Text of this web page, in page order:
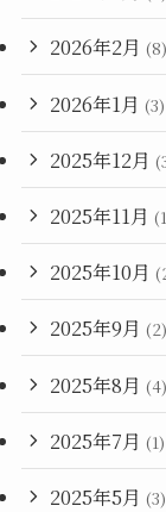
2026年2月 (8)
2026年1月 (3)
2025年12月
2025年11月
2025年10月
2025年9月 (2)
2025年8月 (4)
2025年7月 (1)
2025年5月 (3)